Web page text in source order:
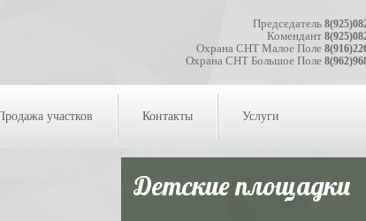
Председатель
Комендант
Охрана СНТ Малое Поле
Охрана СНТ Большое Поле
участков Контакты Услуги
Детские площадки